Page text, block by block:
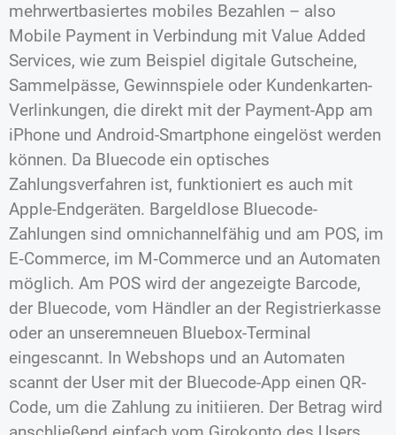
mehrwertbasiertes mobiles Bezahlen – also
Mobile Payment in Verbindung mit Value Added
Services, wie zum Beispiel digitale Gutscheine,
Sammelpässe, Gewinnspiele oder Kundenkarten-
Verlinkungen, die direkt mit der Payment-App am
iPhone und Android-Smartphone eingelöst werden
können. Da Bluecode ein optisches
Zahlungsverfahren ist, funktioniert es auch mit
Apple-Endgeräten. Bargeldlose Bluecode-
Zahlungen sind omnichannelfähig und am POS, im
E‑Commerce, im M‑Commerce und an Automaten
möglich. Am POS wird der angezeigte Barcode,
der Bluecode, vom Händler an der Registrierkasse
oder an unseremneuen Bluebox-Terminal
eingescannt. In Webshops und an Automaten
scannt der User mit der Bluecode-App einen QR-
Code, um die Zahlung zu initiieren. Der Betrag wird